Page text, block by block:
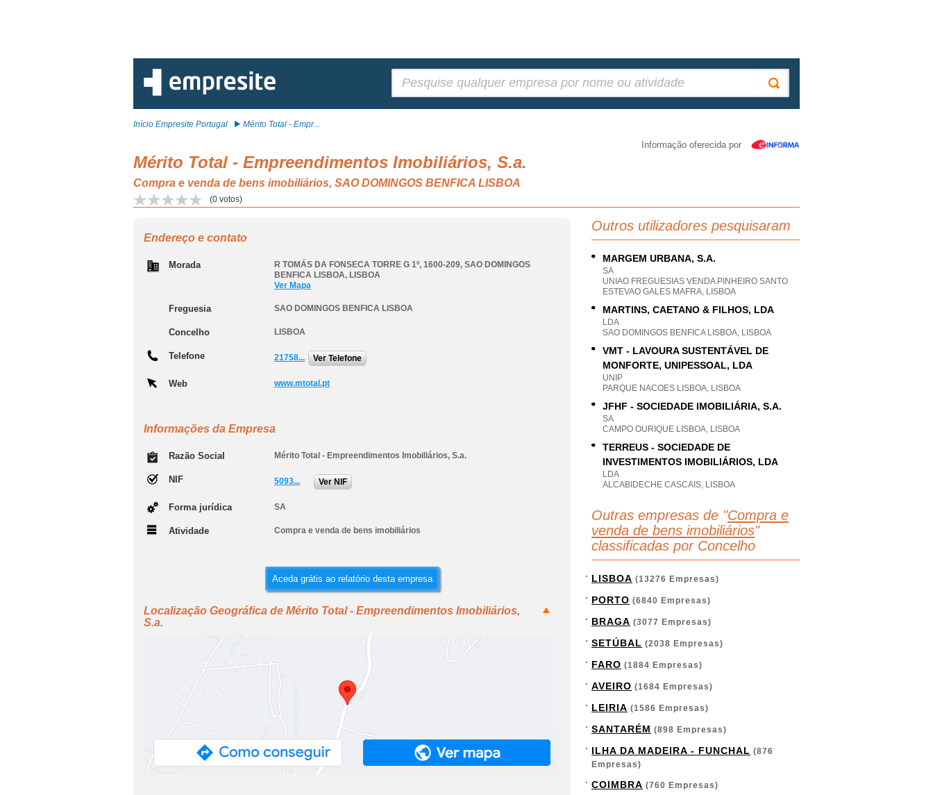
Início Empresite Portugal Mérito Total - Empr...
Informação oferecida por
Mérito Total - Empreendimentos Imobiliários, S.a.
Compra e venda de bens imobiliários, SAO DOMINGOS BENFICA LISBOA
(0 votos)
Endereço e contato
Morada R TOMÁS DA FONSECA TORRE G 1º, 1600-209, SAO DOMINGOS
BENFICA LISBOA, LISBOA
Ver Mapa
Freguesia SAO DOMINGOS BENFICA LISBOA
Concelho LISBOA
Telefone 21758... Ver Telefone
Web www.mtotal.pt
Informações da Empresa
Razão Social Mérito Total - Empreendimentos Imobiliários, S.a.
NIF 5093... Ver NIF
Forma jurídica SA
Atividade Compra e venda de bens imobiliários
Aceda grátis ao relatório desta empresa
Localização Geográfica de Mérito Total - Empreendimentos Imobiliários,
S.a.
Outros utilizadores pesquisaram
MARGEM URBANA, S.A.
SA
UNIAO FREGUESIAS VENDA PINHEIRO SANTO
ESTEVAO GALES MAFRA, LISBOA
MARTINS, CAETANO & FILHOS, LDA
LDA
SAO DOMINGOS BENFICA LISBOA, LISBOA
VMT - LAVOURA SUSTENTÁVEL DE
MONFORTE, UNIPESSOAL, LDA
UNIP
PARQUE NACOES LISBOA, LISBOA
JFHF - SOCIEDADE IMOBILIÁRIA, S.A.
SA
CAMPO OURIQUE LISBOA, LISBOA
TERREUS - SOCIEDADE DE
INVESTIMENTOS IMOBILIÁRIOS, LDA
LDA
ALCABIDECHE CASCAIS, LISBOA
Outras empresas de "Compra e
venda de bens imobiliários"
classificadas por Concelho
LISBOA (13276 Empresas)
PORTO (6840 Empresas)
BRAGA (3077 Empresas)
SETÚBAL (2038 Empresas)
FARO (1884 Empresas)
AVEIRO (1684 Empresas)
LEIRIA (1586 Empresas)
SANTARÉM (898 Empresas)
ILHA DA MADEIRA - FUNCHAL (876
Empresas)
COIMBRA (760 Empresas)